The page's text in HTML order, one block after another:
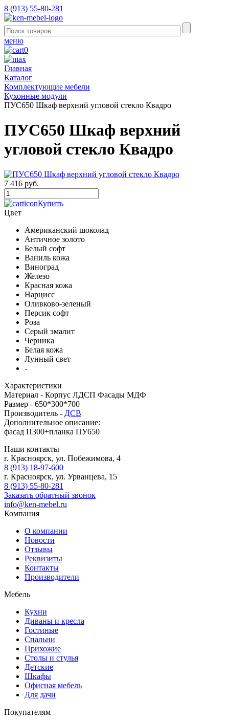
8 (913) 55-80-281
меню
0
Главная
Каталог
Комплектующие мебели
Кухонные модули
ПУС650 Шкаф верхний угловой стекло Квадро
ПУС650 Шкаф верхний
угловой стекло Квадро
7 416 руб.
Купить
Цвет
Американский шоколад
Античное золото
Белый софт
Ваниль кожа
Виноград
Железо
Красная кожа
Нарцисс
Оливково-зеленый
Персик софт
Роза
Серый эмалит
Черника
Белая кожа
Лунный свет
-
Характеристики
Материал - Корпус ЛДСП Фасады МДФ
Размер - 650*300*700
Производитель - ДСВ
Дополнительное описание:
фасад П300+планка ПУ650
Наши контакты
г. Красноярск, ул. Побежимова, 4
8 (913) 18-97-600
г. Красноярск, ул. Урванцева, 15
8 (913) 55-80-281
Заказать обратный звонок
info@ken-mebel.ru
Компания
О компании
Новости
Отзывы
Реквизиты
Контакты
Производители
Мебель
Кухни
Диваны и кресла
Гостиные
Спальни
Прихожие
Столы и стулья
Детские
Шкафы
Офисная мебель
Для дачи
Покупателям